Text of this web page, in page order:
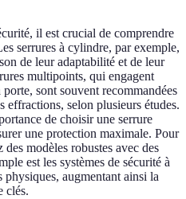
il est crucial de comprendre
serrures à cylindre, par exemple,
de leur adaptabilité et de leur
multipoints, qui engagent
sont souvent recommandées
effractions, selon plusieurs études.
de choisir une serrure
une protection maximale. Pour
modèles robustes avec des
est les systèmes de sécurité à
augmentant ainsi la
clés.